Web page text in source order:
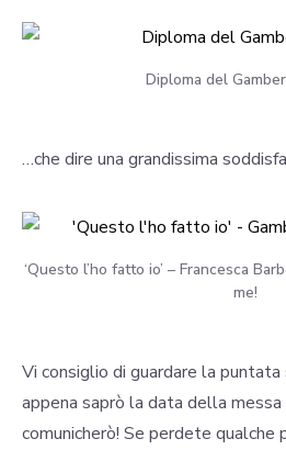
Diploma del
…che dire una grandissima
‘Questo l’ho fatto io’ – Francesca
me!
Vi consiglio di guardare la
appena saprò la data della messa
comunicherò! Se perdete qualche